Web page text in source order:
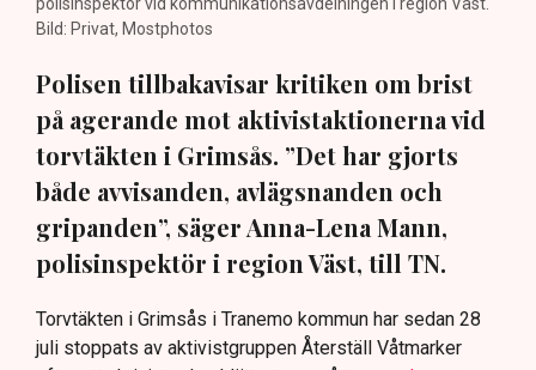
polisinspektör vid kommunikationsavdelningen i region Väst.
Bild: Privat, Mostphotos
Polisen tillbakavisar kritiken om brist
på agerande mot aktivistaktionerna vid
torvtäkten i Grimsås. ”Det har gjorts
både avvisanden, avlägsnanden och
gripanden”, säger Anna-Lena Mann,
polisinspektör i region Väst, till TN.
Torvtäkten i Grimsås i Tranemo kommun har sedan 28
juli stoppats av aktivistgruppen Återställ Våtmarker